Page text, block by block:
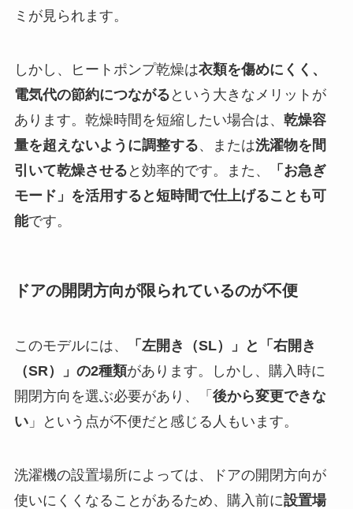
ミが見られます。
しかし、ヒートポンプ乾燥は衣類を傷めにくく、
電気代の節約につながる という大きなメリットが
あります。乾燥時間を短縮したい場合は、 乾燥容
量を超えないように調整する、または洗濯物を間
引いて乾燥させる と効率的です。また、
「お急ぎ
モード」を活用すると短時間で仕上げることも可
能です。
ドアの開閉方向が限られているのが不便
このモデルには、
「左開き（SL）」と「右開き
（SR）」の2種類があります。しかし、購入時に
開閉方向を選ぶ必要があり、「 後から変更できな
い」という点が不便だと感じる人もいます。
洗濯機の設置場所によっては、ドアの開閉方向が
使いにくくなることがあるため、購入前に設置場